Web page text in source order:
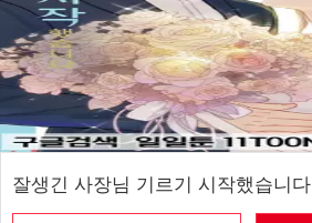
잘생긴 사장님 기르기 시작했습니다